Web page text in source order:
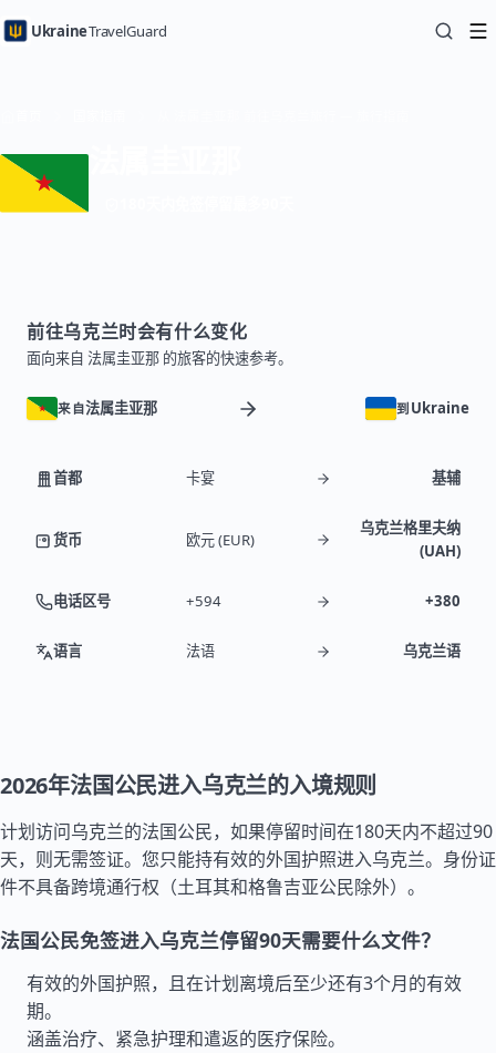
UkraineTravelGuard
前往乌克兰时会有什么变化
面向来自 法属圭亚那 的旅客的快速参考。
来自法属圭亚那 到 Ukraine
首都 卡宴 基辅
货币 欧元 (EUR)
乌克兰格里夫纳
(UAH)
电话区号 +594 +380
语言 法语 乌克兰语
2026年法国公民进入乌克兰的入境规则
计划访问乌克兰的法国公民，如果停留时间在180天内不超过90
天，则无需签证。您只能持有效的外国护照进入乌克兰。身份证
件不具备跨境通行权（土耳其和格鲁吉亚公民除外）。
法国公民免签进入乌克兰停留90天需要什么文件？
有效的外国护照，且在计划离境后至少还有3个月的有效
期。
涵盖治疗、紧急护理和遣返的医疗保险。